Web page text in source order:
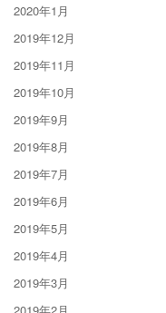
2020年1月
2019年12月
2019年11月
2019年10月
2019年9月
2019年8月
2019年7月
2019年6月
2019年5月
2019年4月
2019年3月
2019年2月